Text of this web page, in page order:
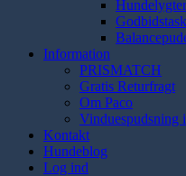
Hundelygter
Information
PRISMATCH
Gratis Returfragt
Om Paco
Vinduespudsning
Kontakt
Hundeblog
Log ind